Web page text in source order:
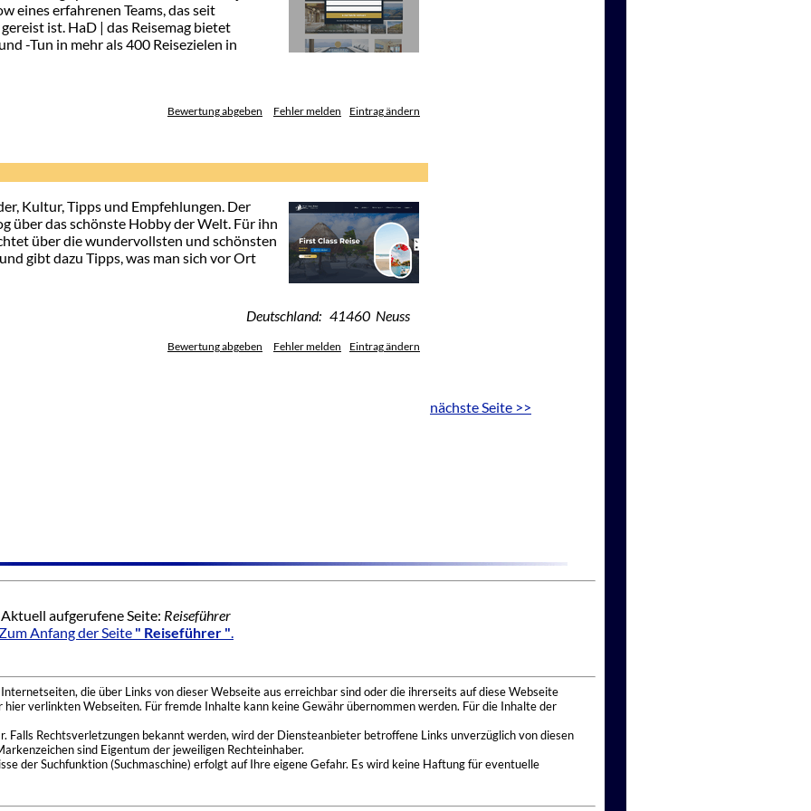
eines erfahrenen Teams, das seit
ist. HaD | das Reisemag bietet
-Tun in mehr als 400 Reisezielen in
Bewertung abgeben Fehler melden Eintrag ändern
Kultur, Tipps und Empfehlungen. Der
über das schönste Hobby der Welt. Für ihn
über die wundervollsten und schönsten
gibt dazu Tipps, was man sich vor Ort
Deutschland: 41460 Neuss
Bewertung abgeben Fehler melden Eintrag ändern
nächste Seite >>
Aktuell aufgerufene Seite: Reiseführer
Anfang der Seite " Reiseführer ".
die über Links von dieser Webseite aus erreichbar sind oder die ihrerseits auf diese Webseite
verlinkten Webseiten. Für fremde Inhalte kann keine Gewähr übernommen werden. Für die Inhalte der
Rechtsverletzungen bekannt werden, wird der Diensteanbieter betroffene Links unverzüglich von diesen
sind Eigentum der jeweiligen Rechteinhaber.
der Suchfunktion (Suchmaschine) erfolgt auf Ihre eigene Gefahr. Es wird keine Haftung für eventuelle